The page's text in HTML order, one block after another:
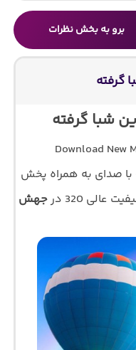
برو به بخش نظرات
گرفته
شبا گرفته
Download New
با صدای به همراه پخش
320 در
جهش